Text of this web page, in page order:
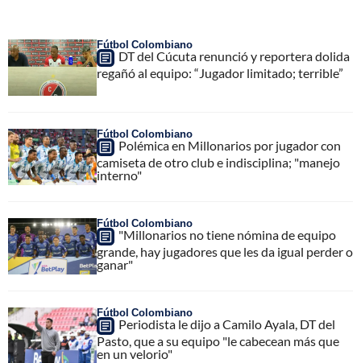
Fútbol Colombiano
DT del Cúcuta renunció y reportera dolida
regañó al equipo: “Jugador limitado; terrible”
Fútbol Colombiano
Polémica en Millonarios por jugador con
camiseta de otro club e indisciplina; "manejo
interno"
Fútbol Colombiano
"Millonarios no tiene nómina de equipo
grande, hay jugadores que les da igual perder o
ganar"
Fútbol Colombiano
Periodista le dijo a Camilo Ayala, DT del
Pasto, que a su equipo "le cabecean más que
en un velorio"